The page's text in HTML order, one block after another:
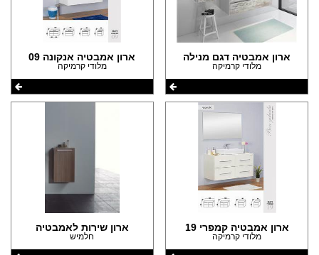
(5)
(1)
(11)
(124)
ארון אמבטיה דגם מנילה
מלודי קרמיקה
ארון אמבטיה אנקונה 09
מלודי קרמיקה
ארון אמבטיה קמפרי 19
מלודי קרמיקה
ארון שירות לאמבטיה
חלמיש
הצהרת נגישות